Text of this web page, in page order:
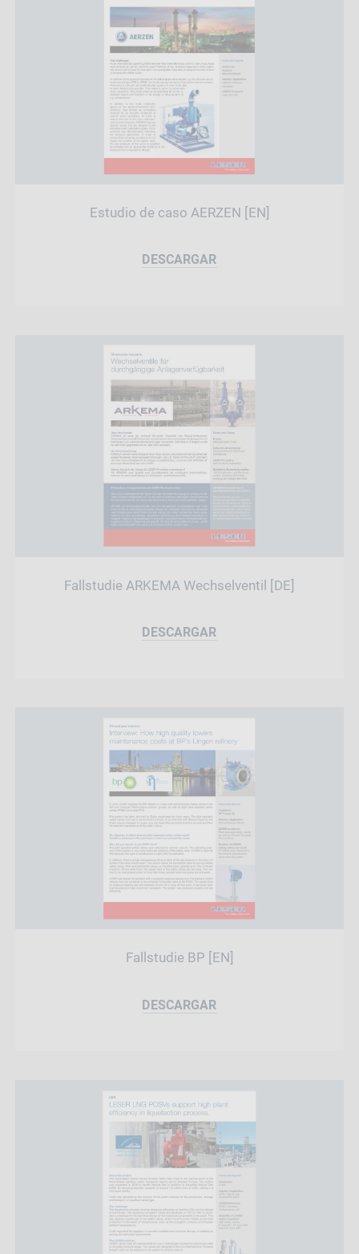
Estudio de caso AERZEN [EN]
DESCARGAR
Fallstudie ARKEMA Wechselventil [DE]
DESCARGAR
Fallstudie BP [EN]
DESCARGAR